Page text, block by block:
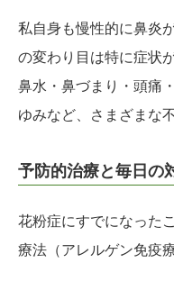
私自身も慢性的に鼻炎
の変わり目は特に症状
鼻水・鼻づまり・頭痛
ゆみなど、さまざまな
予防的治療と毎日の
花粉症にすでになった
療法（アレルゲン免疫